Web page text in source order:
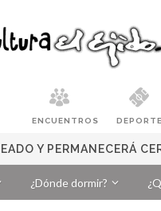
ENCUENTROS DEPORTE
Y PERMANECERÁ
¿Dónde dormir?